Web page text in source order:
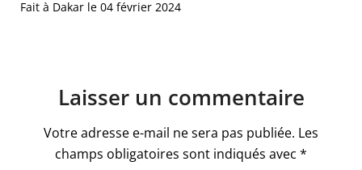
Fait à Dakar le 04 février 2024
Laisser un commentaire
Votre adresse e-mail ne sera pas publiée. Les
champs obligatoires sont indiqués avec *